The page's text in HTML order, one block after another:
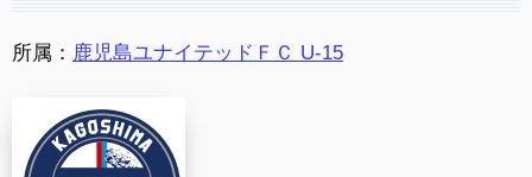
所属： 鹿児島ユナイテッドＦＣ U-15